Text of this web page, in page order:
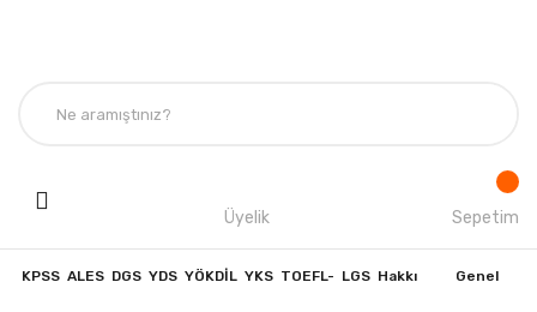
Üyelik Sepetim
KPSS ALES DGS YDS YÖKDİL YKS TOEFL- LGS Hakkı Genel